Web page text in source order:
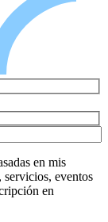
en mis
servicios, eventos
en